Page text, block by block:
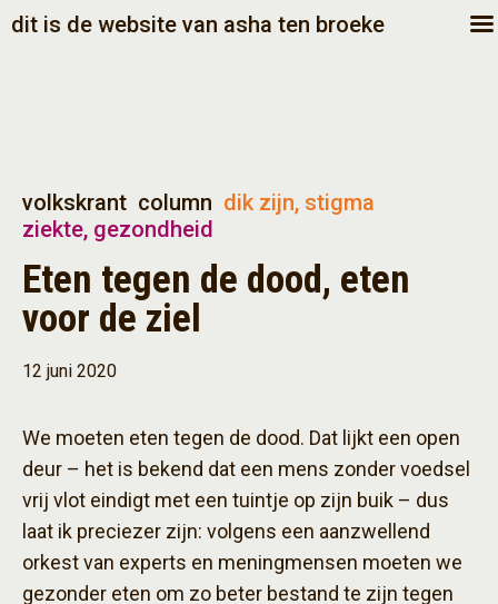
dit is de website van asha ten broeke
volkskrant column dik zijn, stigma
ziekte, gezondheid
Eten tegen de dood, eten
voor de ziel
12 juni 2020
We moeten eten tegen de dood. Dat lijkt een open
deur – het is bekend dat een mens zonder voedsel
vrij vlot eindigt met een tuintje op zijn buik – dus
laat ik preciezer zijn: volgens een aanzwellend
orkest van experts en meningmensen moeten we
gezonder eten om zo beter bestand te zijn tegen